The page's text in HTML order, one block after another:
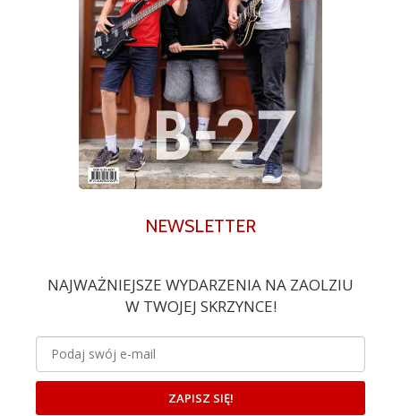
NEWSLETTER
NAJWAŻNIEJSZE WYDARZENIA NA ZAOLZIU
W TWOJEJ SKRZYNCE!
ZAPISZ SIĘ!